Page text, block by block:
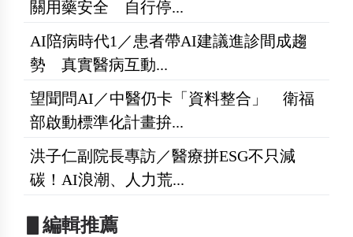
關用藥安全 自行停...
AI陪病時代1／患者帶AI建議進診間成趨
勢 真實醫病互動...
望聞問AI／中醫仍卡「資料整合」 衛福
部啟動標準化計畫拚...
洪子仁副院長專訪／醫療拼ESG不只減
碳！AI浪潮、人力荒...
▋編輯推薦